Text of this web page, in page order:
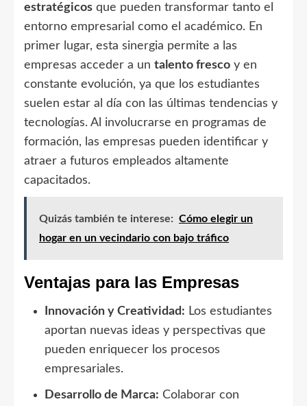
estratégicos que pueden transformar tanto el
entorno empresarial como el académico. En
primer lugar, esta sinergia permite a las
empresas acceder a un talento fresco y en
constante evolución, ya que los estudiantes
suelen estar al día con las últimas tendencias y
tecnologías. Al involucrarse en programas de
formación, las empresas pueden identificar y
atraer a futuros empleados altamente
capacitados.
Quizás también te interese: Cómo elegir un
hogar en un vecindario con bajo tráfico
Ventajas para las Empresas
Innovación y Creatividad: Los estudiantes
aportan nuevas ideas y perspectivas que
pueden enriquecer los procesos
empresariales.
Desarrollo de Marca: Colaborar con